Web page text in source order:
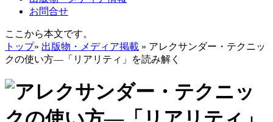
お問合せ
ここから本文です。
トップ» 出版物・メディア掲載 » アレクサンダー・テクニッ
クの使い方―「リアリティ」を読み解く